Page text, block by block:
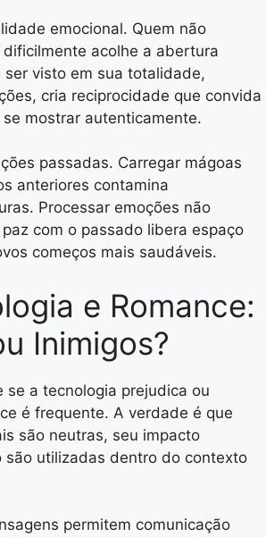
emocional. Quem não
acolhe a abertura
ser visto em sua totalidade,
cria reciprocidade que convida
mostrar autenticamente.
passadas. Carregar mágoas
anteriores contamina
Processar emoções não
com o passado libera espaço
começos mais saudáveis.
e Romance:
Inimigos?
se a tecnologia prejudica ou
é frequente. A verdade é que
são neutras, seu impacto
são utilizadas dentro do contexto
permitem comunicação